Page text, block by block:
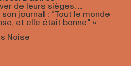
de leurs sièges. ...
journal : "Tout le monde
et elle était bonne." »
Noise